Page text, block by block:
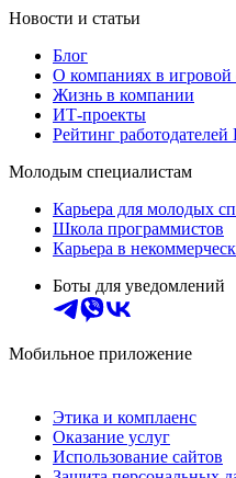
Новости и статьи
Блог
О компаниях в
Жизнь в компании
ИТ-проекты
Рейтинг работодателей
Молодым специалистам
Карьера для молодых
Школа программистов
Карьера в
Боты для уведомлений
Мобильное приложение
Этика и комплаенс
Оказание услуг
Использование сайтов